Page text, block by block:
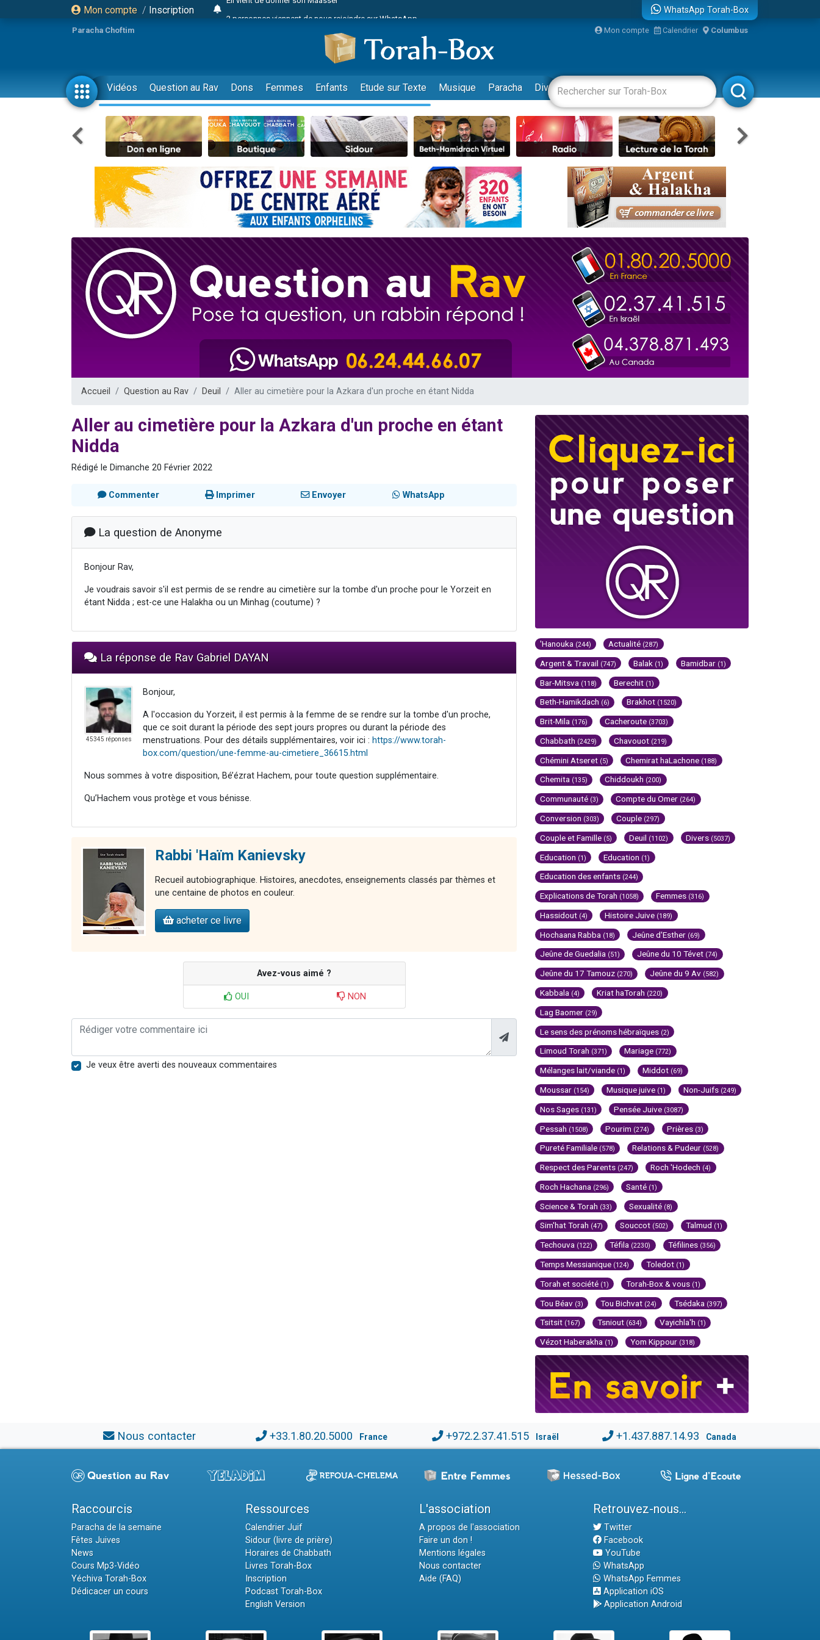
Mon compte / Inscription
3 personnes viennent de faire un don pour Événements Torah-Box
2 personnes viennent de faire un don pour Tsédaka : pauvres d'Israel
3 personnes viennent de nous rejoindre sur WhatsApp
11 personnes viennent de demander une bénédiction
3 personnes viennent de faire un don pour Diane, 80 ans, dans un appartement insalubre
Il reste 49 places pour étudier en groupe sur Zoom
2 personnes viennent de nous rejoindre sur WhatsApp
29 personnes viennent de demander une bénédiction
Il reste 49 places pour étudier en groupe sur Zoom
2 personnes viennent de nous rejoindre sur WhatsApp
6 personnes viennent de nous rejoindre sur WhatsApp
4 personnes viennent de faire un don pour Reloger Rivka, 6 enfants, victime de violences...
2 personnes viennent de faire un don pour 1 Journée de Vacances Pour les Enfants
17 personnes viennent de demander une bénédiction
Il reste 49 places pour étudier en groupe sur Zoom
Eva vient de donner son Maasser
Eli vient de donner son Maasser
WhatsApp Torah-Box
Paracha Choftim Mon compte Calendrier Columbus
Vidéos Question au Rav Dons Femmes Enfants Etude sur Texte Musique Paracha Divertissements Livres Rabbanim
Accueil Question au Rav Deuil Aller au cimetière pour la Azkara d'un proche en étant Nidda
Aller au cimetière pour la Azkara d'un proche en étant
Nidda
Rédigé le Dimanche 20 Février 2022
Commenter Imprimer Envoyer WhatsApp
La question de Anonyme
Bonjour Rav,
Je voudrais savoir s'il est permis de se rendre au cimetière sur la tombe d'un proche pour le Yorzeit en
étant Nidda ; est-ce une Halakha ou un Minhag (coutume) ?
La réponse de Rav Gabriel DAYAN
45345 réponses
Bonjour,
A l'occasion du Yorzeit, il est permis à la femme de se rendre sur la tombe d'un proche,
que ce soit durant la période des sept jours propres ou durant la période des
menstruations. Pour des détails supplémentaires, voir ici : https://www.torah-
box.com/question/une-femme-au-cimetiere_36615.html
Nous sommes à votre disposition, Bé’ézrat Hachem, pour toute question supplémentaire.
Qu’Hachem vous protège et vous bénisse.
Rabbi 'Haïm Kanievsky
Recueil autobiographique. Histoires, anecdotes, enseignements classés par thèmes et
une centaine de photos en couleur.
acheter ce livre
Avez-vous aimé ?
OUI NON
Je veux être averti des nouveaux commentaires
'Hanouka (244) Actualité (287)
Argent & Travail (747) Balak (1) Bamidbar (1)
Bar-Mitsva (118) Berechit (1)
Beth-Hamikdach (6) Brakhot (1520)
Brit-Mila (176) Cacheroute (3703)
Chabbath (2429) Chavouot (219)
Chémini Atseret (5) Chemirat haLachone (188)
Chemita (135) Chiddoukh (200)
Communauté (3) Compte du Omer (264)
Conversion (303) Couple (297)
Couple et Famille (5) Deuil (1102) Divers (5037)
Education (1) Education (1)
Education des enfants (244)
Explications de Torah (1058) Femmes (316)
Hassidout (4) Histoire Juive (189)
Hochaana Rabba (18) Jeûne d'Esther (69)
Jeûne de Guedalia (51) Jeûne du 10 Tévet (74)
Jeûne du 17 Tamouz (270) Jeûne du 9 Av (582)
Kabbala (4) Kriat haTorah (220)
Lag Baomer (29)
Le sens des prénoms hébraïques (2)
Limoud Torah (371) Mariage (772)
Mélanges lait/viande (1) Middot (69)
Moussar (154) Musique juive (1) Non-Juifs (249)
Nos Sages (131) Pensée Juive (3087)
Pessah (1508) Pourim (274) Prières (3)
Pureté Familiale (578) Relations & Pudeur (528)
Respect des Parents (247) Roch 'Hodech (4)
Roch Hachana (296) Santé (1)
Science & Torah (33) Sexualité (8)
Sim'hat Torah (47) Souccot (502) Talmud (1)
Techouva (122) Téfila (2230) Téfilines (356)
Temps Messianique (124) Toledot (1)
Torah et société (1) Torah-Box & vous (1)
Tou Béav (3) Tou Bichvat (24) Tsédaka (397)
Tsitsit (167) Tsniout (634) Vayichla'h (1)
Vézot Haberakha (1) Yom Kippour (318)
Nous contacter +33.1.80.20.5000 France +972.2.37.41.515 Israël +1.437.887.14.93 Canada
Raccourcis
Paracha de la semaine
Fêtes Juives
News
Cours Mp3-Vidéo
Yéchiva Torah-Box
Dédicacer un cours
Ressources
Calendrier Juif
Sidour (livre de prière)
Horaires de Chabbath
Livres Torah-Box
Inscription
Podcast Torah-Box
English Version
L'association
A propos de l'association
Faire un don !
Mentions légales
Nous contacter
Aide (FAQ)
Retrouvez-nous...
Twitter
Facebook
YouTube
WhatsApp
WhatsApp Femmes
Application iOS
Application Android